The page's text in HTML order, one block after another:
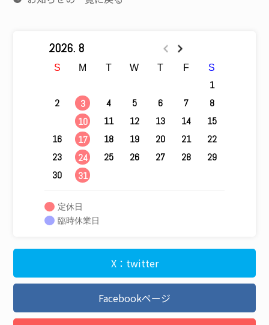
2026. 8
S M T W T F S
1
2
3 4 5 6 7
8
10 11 12 13 14
15
16
17 18 19 20 21
22
23
24 25 26 27 28
29
30
31
定休日
臨時休業日
X：twitter
Facebookページ